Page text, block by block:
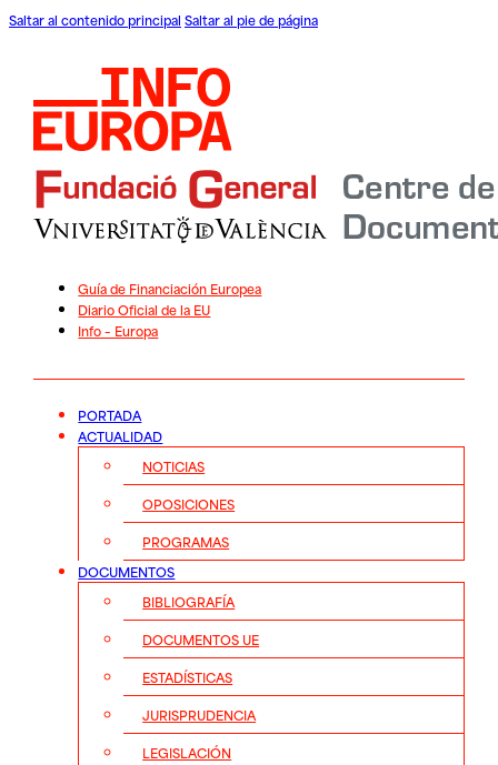
Saltar al contenido principal Saltar al pie de página
Guía de Financiación Europea
Diario Oficial de la EU
Info – Europa
PORTADA
ACTUALIDAD
NOTICIAS
OPOSICIONES
PROGRAMAS
DOCUMENTOS
BIBLIOGRAFÍA
DOCUMENTOS UE
ESTADÍSTICAS
JURISPRUDENCIA
LEGISLACIÓN